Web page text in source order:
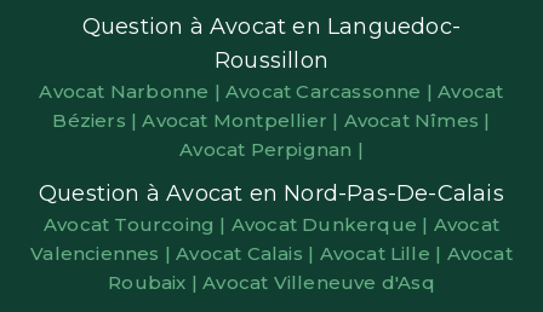
Question à Avocat en Languedoc-
Roussillon
Avocat Narbonne |Avocat Carcassonne |Avocat
Béziers |Avocat Montpellier | Avocat Nîmes |
Avocat Perpignan |
Question à Avocat en Nord-Pas-De-Calais
Avocat Tourcoing | Avocat Dunkerque | Avocat
Valenciennes |Avocat Calais | Avocat Lille | Avocat
Roubaix |Avocat Villeneuve d'Asq